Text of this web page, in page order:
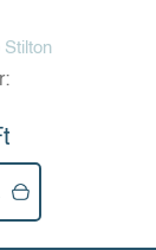
Stilton